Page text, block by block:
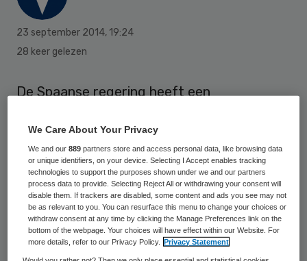
23 september 2014, 19:24
28 keer gelezen
De Spaanse regering heeft een
abortus sterk beperkte. Premier Mariano
Rajoy van de conservatieve Volkspartij (PP)
maakte dat dinsdag bekend, meldde de
Spaanse krant El Pais.
Minister Alberto Ruiz-Gallardón van
Justitie, die het wetsvoorstel had
We Care About Your Privacy
We and our889 partners store and access personal data, like browsing data
or unique identifiers, on your device. Selecting I Accept enables tracking
technologies to support the purposes shown under we and our partners
process data to provide. Selecting Reject All or withdrawing your consent will
disable them. If trackers are disabled, some content and ads you see may not
be as relevant to you. You can resurface this menu to change your choices or
withdraw consent at any time by clicking the Manage Preferences link on the
bottom of the webpage. Your choices will have effect within our Website. For
more details, refer to our Privacy Policy.
Privacy Statement